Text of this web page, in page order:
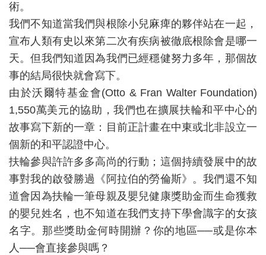
術。
我們不知道當我們與根除小兒麻痺的夥伴站在一起，
宣布人類有史以來第二次有疾病被徹底根除會是哪一
天。但我們知道因為我們已經穩健努力多年，那個故
事的結局很快就會寫下。
由於沃爾特基金會(Otto & Fran Walter Foundation)
1,550萬美元的協助，我們也在擴展扶輪和平中心的
故事寫下新的一章：目前正計畫在中東或北非設立一
個新的和平認證中心。
扶輪參與許許多多高尚的行動；這個持續發展中的故
事對我的啟發勝過《阿拉伯的勞倫斯》。我們還不知
道會因為扶輪一筆母親及嬰兒健康獎助金而生命獲救
的嬰兒姓名，也不知道在我們支持下學會識字的女孩
名字。那些獎助金何時開辦？你的地區──或是你本
人──會直接參與嗎？